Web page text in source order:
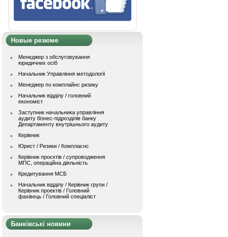
Новые резюме
Менеджер з обслуговування
юридичних осіб
Начальник Управління методології
Менеджер по комплайнс ризику
Начальник відділу / головний
економіст
Заступник начальника управління
аудиту бізнес-підрозділів банку
Департаменту внутрішнього аудиту
Керівник
Юрист / Ризики / Комплаєнс
Керівник проєктів / супроводження
МПС, операційна діяльність
Кредитування МСБ
Начальник вiддiлу / Керівник групи /
Керівник проектів / Головний
фахівець / Головний спеціаліст
Банківські новини